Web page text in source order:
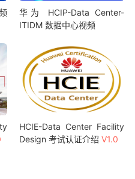
华为 HCIP-Data Center-
ITIDM 数据中心视频
HCIE-Data Center Facility
Design 考试认证介绍 V1.0